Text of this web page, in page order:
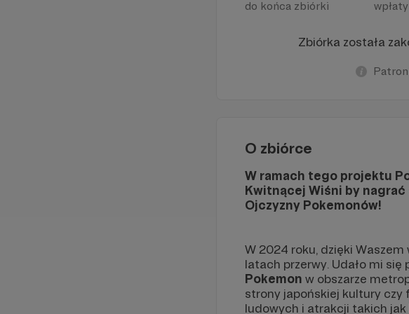
do końca zbiórki wpłaty
Zbiórka została
O zbiórce
W ramach tego projektu
Kwitnącej Wiśni by
Ojczyzny Pokemonów!
W 2024 roku, dzięki
latach przerwy. Udało mi
Pokemon w obszarze
strony japońskiej kultury czy
ludowych i atrakcji takich jak